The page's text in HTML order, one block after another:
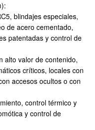
blindajes especiales,
de acero cementado,
patentadas y control de
alto valor de contenido,
críticos, locales con
accesos ocultos o con
control térmico y
y control de